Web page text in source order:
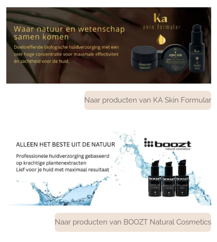
Naar producten van KA Skin Formular
Naar producten van BOOZT Natural Cosmetics